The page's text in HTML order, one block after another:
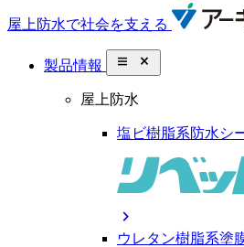
屋上防水で社会を支える
製品情報 close_small
屋上防水
塩ビ樹脂系防水シ
chevron_right
ウレタン樹脂系塗